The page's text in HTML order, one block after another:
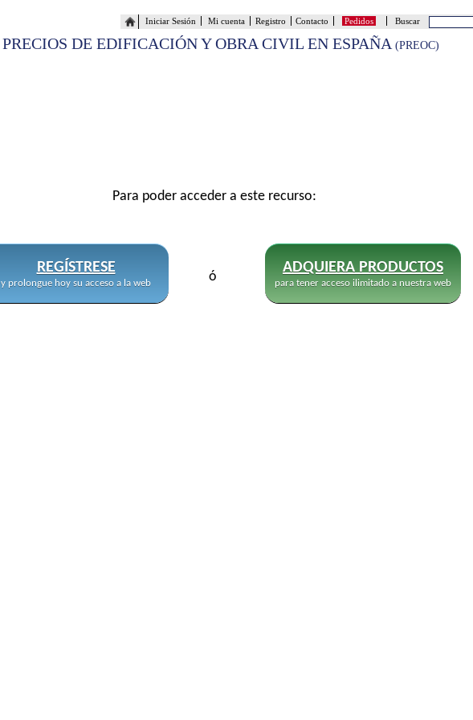
Buscar
Pedidos
Contacto
Registro
Mi cuenta
Iniciar Sesión
PRECIOS DE EDIFICACIÓN Y OBRA CIVIL EN ESPAÑA (PREOC)
REGÍSTRESE
y prolongue hoy su acceso a la web
Para poder acceder a este recurso:
ó
ADQUIERA PRODUCTOS
para tener acceso ilimitado a nuestra web